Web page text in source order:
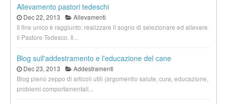
Allevamento pastori tedeschi
Dec 22, 2013
Allevamenti
Il fine unico è raggiunto: realizzare il sogno di selezionare ed allevare
il Pastore Tedesco. Il...
Blog sull'addestramento e l'educazione del cane
Dec 23, 2013
Addestramenti
Blog pieno zeppo di articoli utili (argomentio salute, cura, educazione,
problemi comportamentali...